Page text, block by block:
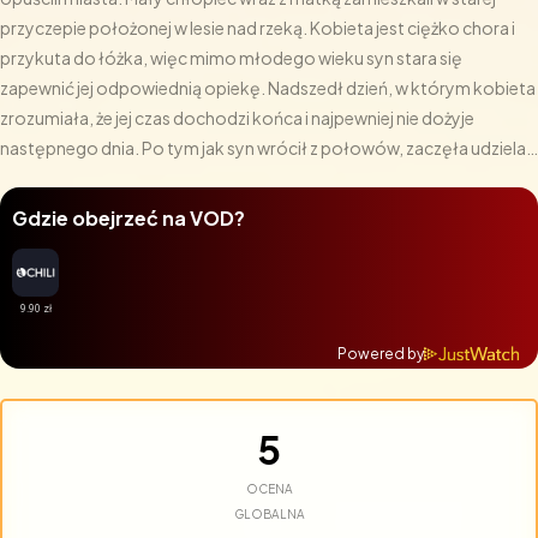
przyczepie położonej w lesie nad rzeką. Kobieta jest ciężko chora i
przykuta do łóżka, więc mimo młodego wieku syn stara się
zapewnić jej odpowiednią opiekę. Nadszedł dzień, w którym kobieta
zrozumiała, że jej czas dochodzi końca i najpewniej nie dożyje
następnego dnia. Po tym jak syn wrócił z połowów, zaczęła udzielać
â€‹â€‹musi podążać, aby trafić we wskazane miejsce. Istnieją jednak
zbaczanie z wyznaczonej trasy i wchodzenia do dużych miast. Gdy
następnego poranku chłopiec nie mógł obudzić matki, zdał sobie
Gdzie obejrzeć na VOD?
Powered by
5
OCENA
GLOBALNA